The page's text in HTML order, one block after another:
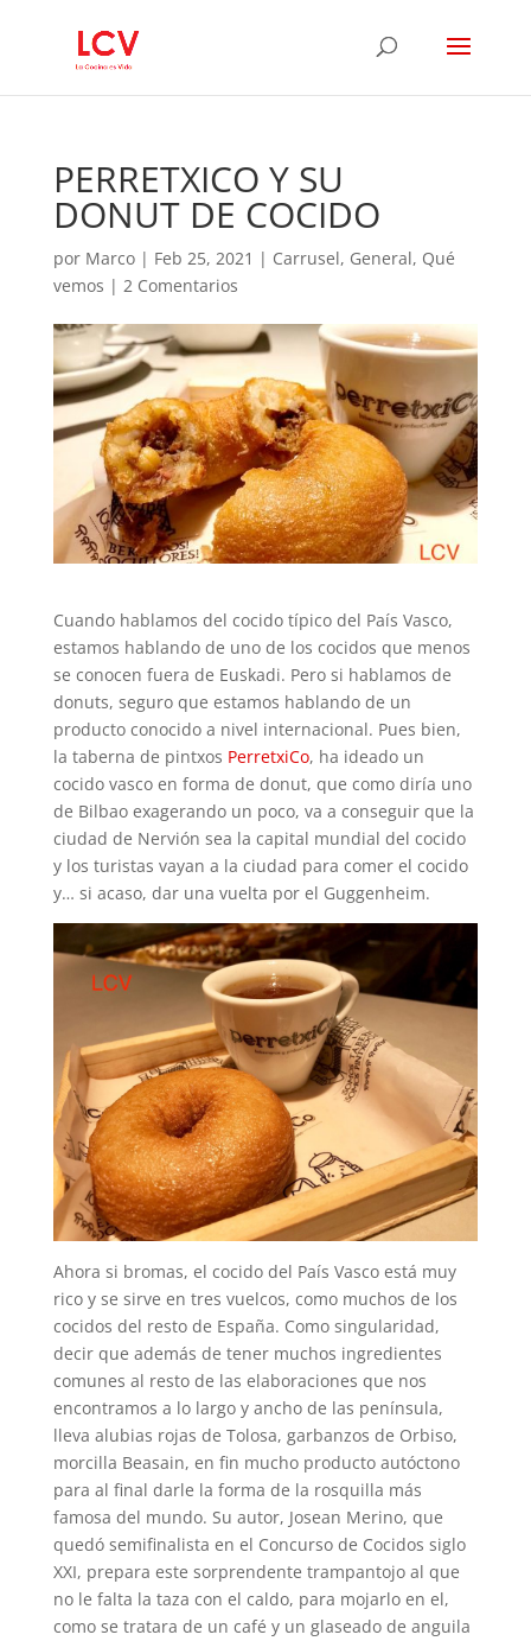
PERRETXICO Y SU
DONUT DE COCIDO
por Marco| Feb 25, 2021 | Carrusel, General, Qué
vemos | 2 Comentarios
Cuando hablamos del cocido típico del País Vasco,
estamos hablando de uno de los cocidos que menos
se conocen fuera de Euskadi. Pero si hablamos de
donuts, seguro que estamos hablando de un
producto conocido a nivel internacional. Pues bien,
la taberna de pintxos PerretxiCo, ha ideado un
cocido vasco en forma de donut, que como diría uno
de Bilbao exagerando un poco, va a conseguir que la
ciudad de Nervión sea la capital mundial del cocido
y los turistas vayan a la ciudad para comer el cocido
y… si acaso, dar una vuelta por el Guggenheim.
Ahora si bromas, el cocido del País Vasco está muy
rico y se sirve en tres vuelcos, como muchos de los
cocidos del resto de España. Como singularidad,
decir que además de tener muchos ingredientes
comunes al resto de las elaboraciones que nos
encontramos a lo largo y ancho de las península,
lleva alubias rojas de Tolosa, garbanzos de Orbiso,
morcilla Beasain, en fin mucho producto autóctono
para al final darle la forma de la rosquilla más
famosa del mundo. Su autor, Josean Merino, que
quedó semifinalista en el Concurso de Cocidos siglo
XXI, prepara este sorprendente trampantojo al que
no le falta la taza con el caldo, para mojarlo en el,
como se tratara de un café y un glaseado de anguila